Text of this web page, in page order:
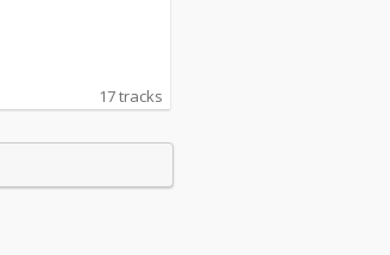
17 tracks